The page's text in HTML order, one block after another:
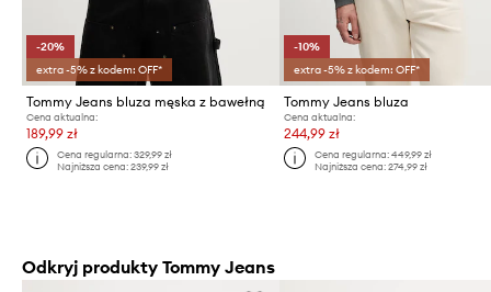
-20%
extra -5% z kodem: OFF*
Tommy Jeans bluza męska z bawełną
Cena aktualna:
189,99 zł
Cena regularna:329,99 zł
Najniższa cena:239,99 zł
-10%
extra -5% z kodem: OFF*
Tommy Jeans bluza
Cena aktualna:
244,99 zł
Cena regularna: 449,99 zł
Najniższa cena: 274,99 zł
Odkryj produkty Tommy Jeans